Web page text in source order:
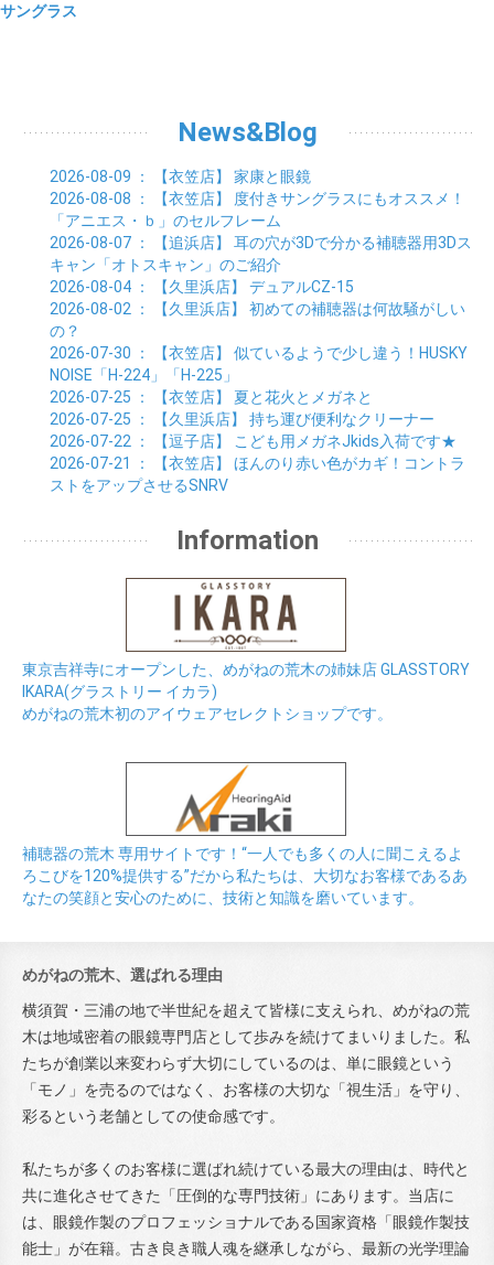
サングラス
News&Blog
2026-08-09 ： 【衣笠店】 家康と眼鏡
2026-08-08 ： 【衣笠店】
度付きサングラスにもオススメ！
「アニエス・ｂ」のセルフレーム
2026-08-07 ： 【追浜店】 耳の穴が3Dで分かる補聴器用3Dス
キャン「オトスキャン」のご紹介
2026-08-04 ： 【久里浜店】 デュアルCZ-15
2026-08-02 ： 【久里浜店】 初めての補聴器は何故騒がしい
の？
2026-07-30 ： 【衣笠店】 似ているようで少し違う！HUSKY
NOISE「H-224」「H-225」
2026-07-25 ： 【衣笠店】 夏と花火とメガネと
2026-07-25 ： 【久里浜店】 持ち運び便利なクリーナー
2026-07-22 ： 【逗子店】
こども用メガネJkids入荷です★
2026-07-21
： 【衣笠店】 ほんのり赤い色がカギ！コントラ
ストをアップさせるSNRV
Information
東京吉祥寺にオープンした、めがねの荒木の姉妹店 GLASSTORY
IKARA(グラストリー イカラ)
めがねの荒木初のアイウェアセレクトショップです。
補聴器の荒木 専用サイトです！“一人でも多くの人に聞こえるよ
ろこびを120%提供する”だから私たちは、大切なお客様であるあ
なたの笑顔と安心のために、技術と知識を磨いています。
めがねの荒木、選ばれる理由
横須賀・三浦の地で半世紀を超えて皆様に支えられ、めがねの荒
木は地域密着の眼鏡専門店として歩みを続けてまいりました。私
たちが創業以来変わらず大切にしているのは、単に眼鏡という
「モノ」を売るのではなく、お客様の大切な「視生活」を守り、
彩るという老舗としての使命感です。
私たちが多くのお客様に選ばれ続けている最大の理由は、時代と
共に進化させてきた「圧倒的な専門技術」にあります。当店に
は、眼鏡作製のプロフェッショナルである国家資格「眼鏡作製技
能士」が在籍。古き良き職人魂を継承しながら、最新の光学理論